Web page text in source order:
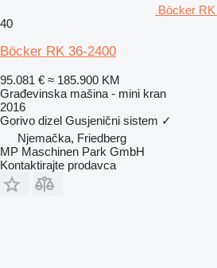
Böcker
40
Böcker RK 36-2400
95.081 € ≈ 185.900 KM
Građevinska mašina - mini kran
2016
Gorivo dizel Gusjenični sistem ✓
Njemačka, Friedberg
MP Maschinen Park GmbH
Kontaktirajte prodavca